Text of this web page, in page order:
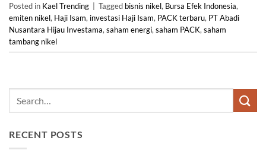
Posted in Kael Trending Tagged bisnis nikel, Bursa Efek Indonesia,
emiten nikel, Haji Isam, investasi Haji Isam, PACK terbaru, PT Abadi
Nusantara Hijau Investama, saham energi, saham PACK, saham
tambang nikel
RECENT POSTS